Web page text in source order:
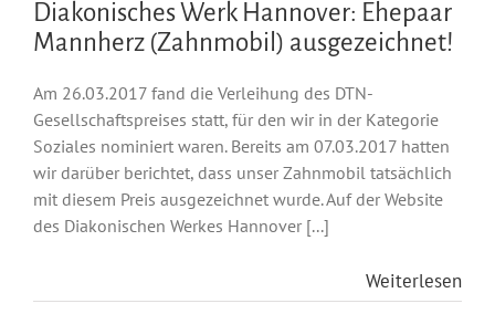
Diakonisches Werk Hannover: Ehepaar
Mannherz (Zahnmobil) ausgezeichnet!
Am 26.03.2017 fand die Verleihung des DTN-
Gesellschaftspreises statt, für den wir in der Kategorie
Soziales nominiert waren. Bereits am 07.03.2017 hatten
wir darüber berichtet, dass unser Zahnmobil tatsächlich
mit diesem Preis ausgezeichnet wurde. Auf der Website
des Diakonischen Werkes Hannover [...]
Weiterlesen